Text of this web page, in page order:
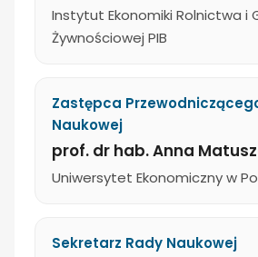
Instytut Ekonomiki Rolnictwa i
Żywnościowej PIB
Zastępca
Naukowej
prof. dr hab. Anna
Uniwersytet Ekonomiczny w
Sekretarz Rady Naukowej